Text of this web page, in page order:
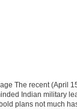
The recent (April
Indian military
plans not much